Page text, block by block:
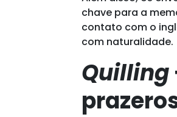
chave para a
contato com o
com naturalidade.
Quilling